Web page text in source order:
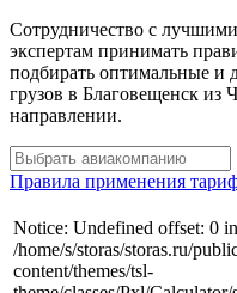
Сотрудничество с
экспертам принимать
подбирать оптимальные и
грузов в Благовещенск из
направлении.
Правила применения
Notice: Undefined offset: 0 in
/home/s/storas/storas.ru/
content/themes/tsl-